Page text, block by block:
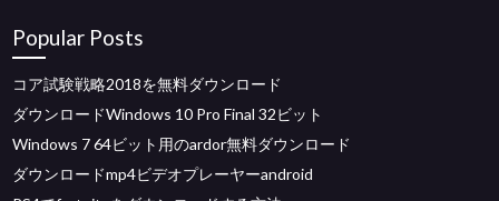
Popular Posts
コア試験戦略2018を無料ダウンロード
ダウンロードWindows 10 Pro Final 32ビット
Windows 7 64ビット用のardor無料ダウンロード
ダウンロードmp4ビデオプレーヤーandroid